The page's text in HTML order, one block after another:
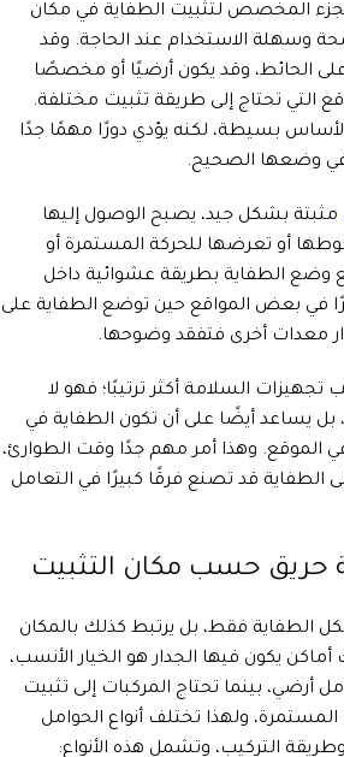
المخصص لتثبيت الطفاية في مكان
وسهلة الاستخدام عند الحاجة. وقد
على الحائط، وقد يكون أرضيًا أو مخصصًا
التي تحتاج إلى طريقة تثبيت مختلفة.
بسيطة، لكنه يؤدي دورًا مهمًا جدًا
في وضعها الصحيح.
مثبتة بشكل جيد، يصبح الوصول إليها
أو تعرضها للحركة المستمرة أو
وضع الطفاية بطريقة عشوائية داخل
في بعض المواقع حين توضع الطفاية على
معدات أخرى فتفقد وضوحها.
السلامة أكثر ترتيبًا؛ فهو لا
يساعد أيضًا على أن تكون الطفاية في
وهذا أمر مهم جدًا وقت الطوارئ،
الطفاية قد تصنع فرقًا كبيرًا في التعامل
حريق حسب مكان التثبيت
الطفاية فقط، بل يرتبط كذلك بالمكان
يكون فيها الجدار هو الخيار الأنسب،
أرضي، بينما تحتاج المركبات إلى تثبيت
ولهذا تختلف أنواع الحوامل
التركيب، وتشمل هذه الأنواع: